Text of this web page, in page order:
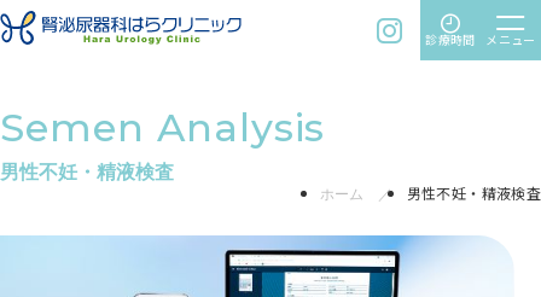
instagram time
診療時間
menu
メニュー
男性不妊・精液検査
ホーム 男性不妊・精液検査